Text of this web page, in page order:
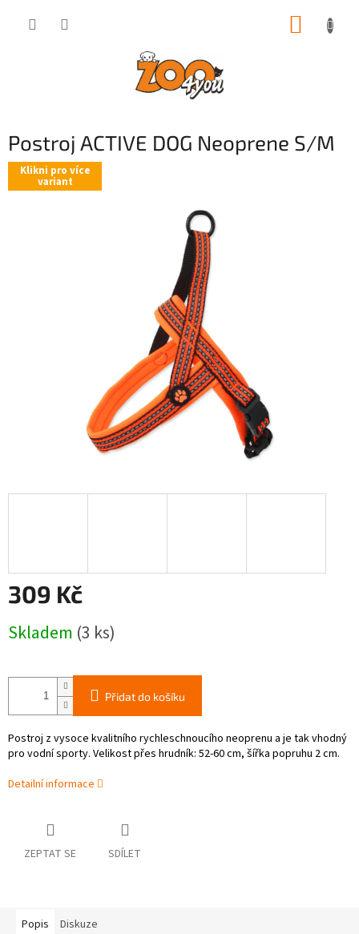
Postroj ACTIVE DOG Neoprene S/M
Klikni pro více
variant
309 Kč
cena:
Skladem (3 ks)
Přidat do košíku
Postroj z vysoce kvalitního rychleschnoucího neoprenu a je tak vhodný
pro vodní sporty. Velikost přes hrudník: 52-60 cm, šířka popruhu 2 cm.
Detailní informace
ZEPTAT SE SDÍLET
Popis Diskuze